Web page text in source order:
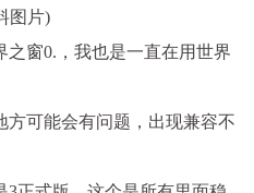
图片)
之窗0.，我也是一直在用世界
方可能会有问题，出现兼容不